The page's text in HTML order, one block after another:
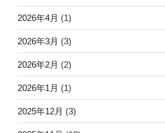
2026年4月 (1)
2026年3月 (3)
2026年2月 (2)
2026年1月 (1)
2025年12月 (3)